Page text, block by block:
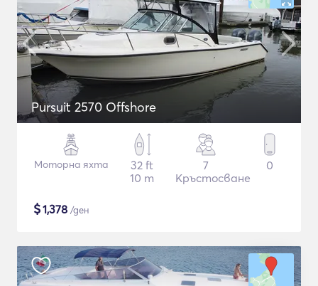
Pursuit 2570 Offshore
Моторна яхта
32 ft
10 m
7
Кръстосване
0
$1,378 /ден